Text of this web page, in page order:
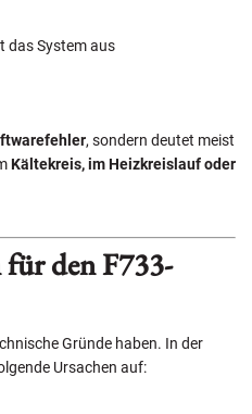
das System aus
, sondern deutet meist
Kältekreis, im Heizkreislauf oder
den F733-
Gründe haben. In der
Ursachen auf: